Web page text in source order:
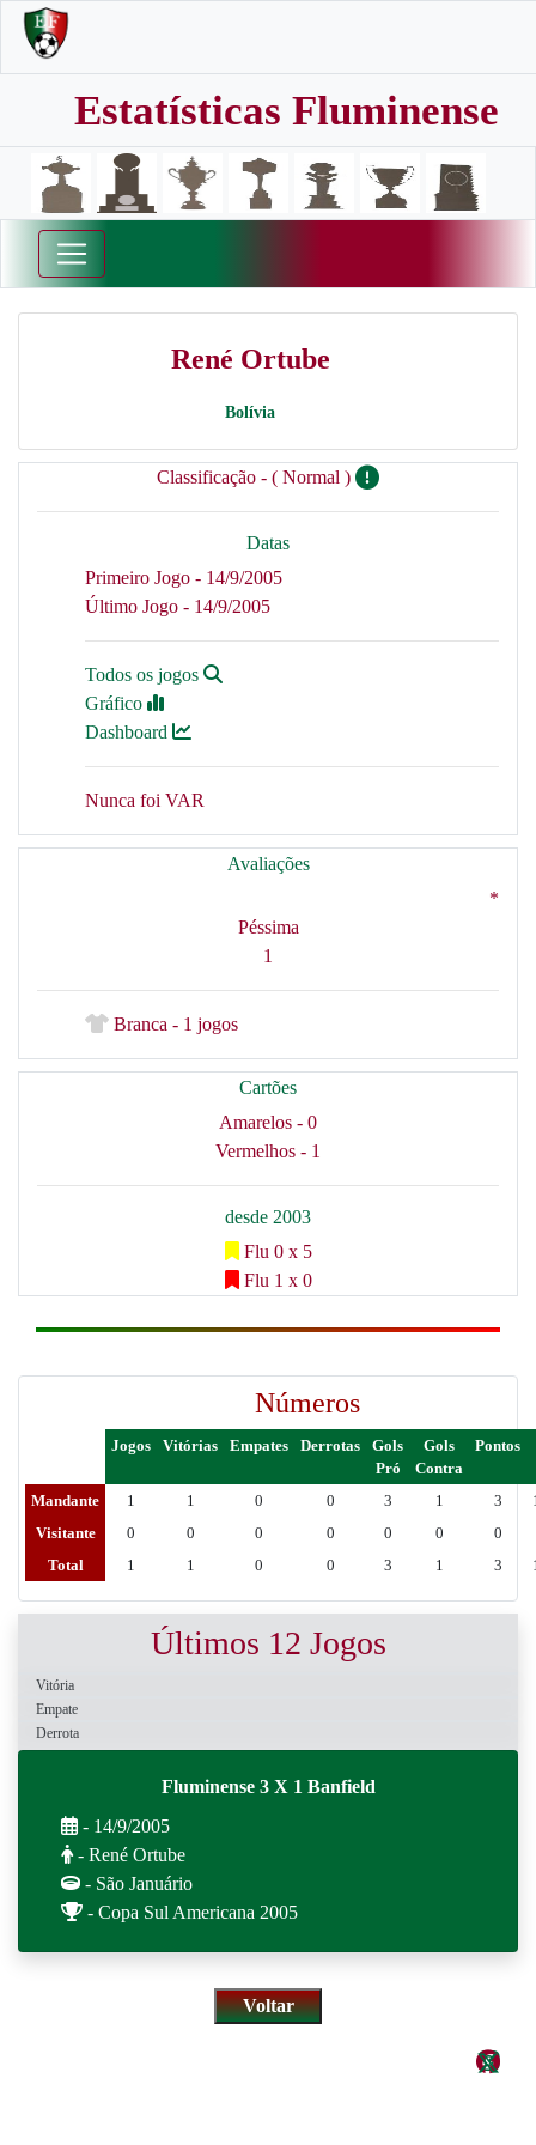
Estatísticas Fluminense
René Ortube
Bolívia
Classificação - ( Normal )
Datas
Primeiro Jogo - 14/9/2005
Último Jogo - 14/9/2005
Todos os jogos
Gráfico
Dashboard
Nunca foi VAR
Avaliações
*
Péssima
1
Branca - 1 jogos
Cartões
Amarelos - 0
Vermelhos - 1
desde 2003
Flu 0 x 5
Flu 1 x 0
Números
Jogos Vitórias Empates Derrotas
Gols
Pró
Gols
Contra
Pontos
Mandante 1 1 0 0 3 1 3
Visitante
0 0 0 0 0 0
0
Total
1 1 0 0 3 1 3
Últimos 12 Jogos
Vitória
Empate
Derrota
Fluminense 3 X 1 Banfield
- 14/9/2005
- René Ortube
- São Januário
- Copa Sul Americana 2005